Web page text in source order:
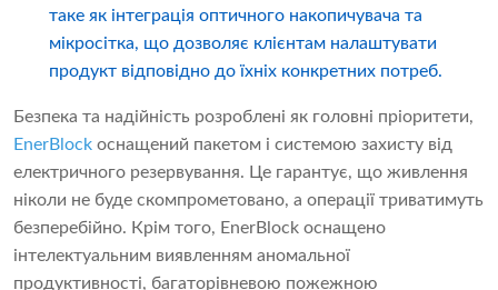
таке як інтеграція оптичного накопичувача та
мікросітка, що дозволяє клієнтам налаштувати
продукт відповідно до їхніх конкретних потреб.
Безпека та надійність розроблені як головні пріоритети,
EnerBlock оснащений пакетом і системою захисту від
електричного резервування. Це гарантує, що живлення
ніколи не буде скомпрометовано, а операції триватимуть
безперебійно. Крім того, EnerBlock оснащено
інтелектуальним виявленням аномальної
продуктивності, багаторівневою пожежною